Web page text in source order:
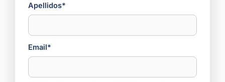
Apellidos*
Email*